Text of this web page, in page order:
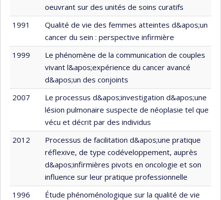
oeuvrant sur des unités de soins curatifs
1991
Qualité de vie des femmes atteintes d&apos;un
cancer du sein : perspective infirmière
1999
Le phénomène de la communication de couples
vivant l&apos;expérience du cancer avancé
d&apos;un des conjoints
2007
Le processus d&apos;investigation d&apos;une
lésion pulmonaire suspecte de néoplasie tel que
vécu et décrit par des individus
2012
Processus de facilitation d&apos;une pratique
réflexive, de type codéveloppement, auprès
d&apos;infirmières pivots en oncologie et son
influence sur leur pratique professionnelle
1996
Étude phénoménologique sur la qualité de vie